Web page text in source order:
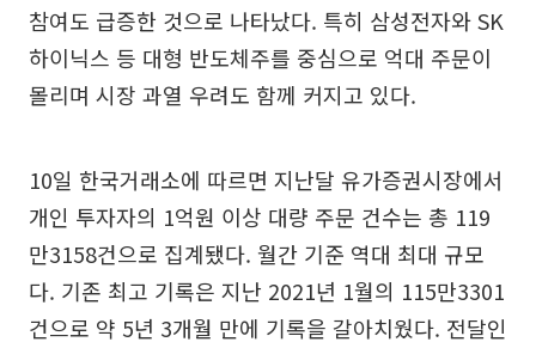
참여도 급증한 것으로 나타났다. 특히 삼성전자와 SK
하이닉스 등 대형 반도체주를 중심으로 억대 주문이
몰리며 시장 과열 우려도 함께 커지고 있다.
10일 한국거래소에 따르면 지난달 유가증권시장에서
개인 투자자의 1억원 이상 대량 주문 건수는 총 119
만3158건으로 집계됐다. 월간 기준 역대 최대 규모
다. 기존 최고 기록은 지난 2021년 1월의 115만3301
건으로 약 5년 3개월 만에 기록을 갈아치웠다. 전달인